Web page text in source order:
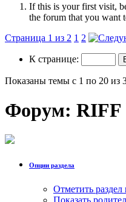
If this is your first visit,
the forum that you want
Страница 1 из 2 1 2
К странице:
Показаны темы с 1 по 20 из
Форум: RIFF
Опции раздела
Отметить